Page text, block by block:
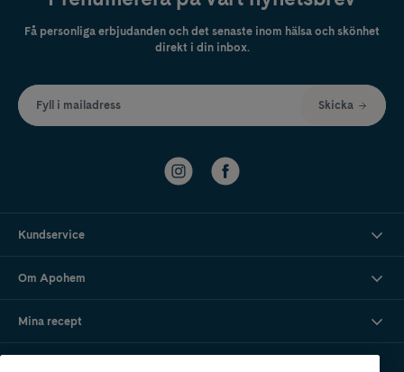
Få personliga erbjudanden och det senaste inom hälsa och skönhet
direkt i din inbox.
Fyll i mailadress Skicka
Kundservice
Om Apohem
Mina recept